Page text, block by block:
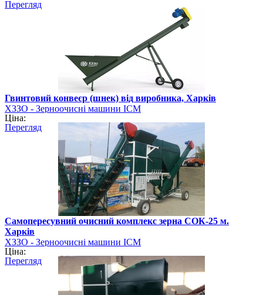
Перегляд
Гвинтовий конвеєр (шнек) від виробника, Харків
ХЗЗО - Зерноочисні машини ІСМ
Ціна:
Перегляд
Самопересувний очисний комплекс зерна СОК-25 м.
Харків
ХЗЗО - Зерноочисні машини ІСМ
Ціна:
Перегляд